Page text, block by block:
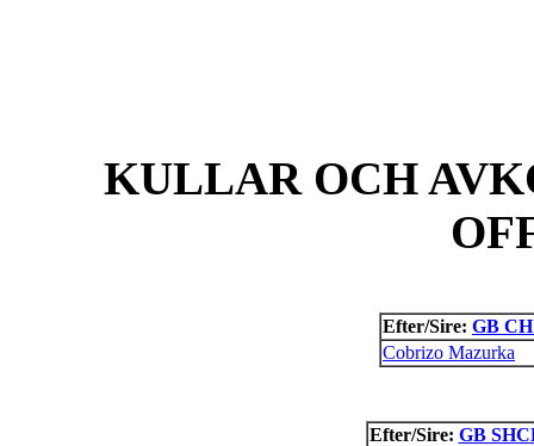
KULLAR OCH
Efter/Sire: GB
Cobrizo Mazurka
Efter/Sire: GB